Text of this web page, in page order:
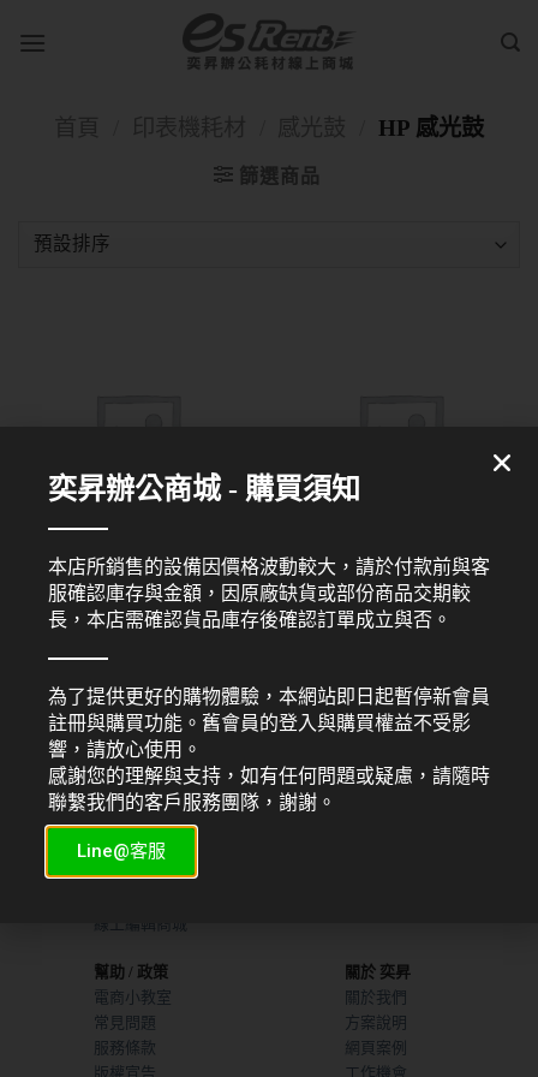
HP 感光鼓
篩選商品
HP 感光鼓
CE314A
NT$450
HP 感光鼓
CF219A
NT$1,200
服務項目
平面設計
網頁設計
廣告行銷
商業攝製
線上編輯商城
機器販售
幫助 / 政策
電商小教室
常見問題
服務條款
版權宣告
關於 奕昇
關於我們
方案說明
網頁案例
工作機會
奕昇辦公商城 - 購買須知
本店所銷售的設備因價格波動較大，請於付款前與客
服確認庫存與金額，因原廠缺貨或部份商品交期較
長，本店需確認貨品庫存後確認訂單成立與否。
為了提供更好的購物體驗，本網站即日起暫停新會員
註冊與購買功能。舊會員的登入與購買權益不受影
響，請放心使用。
感謝您的理解與支持，如有任何問題或疑慮，請隨時
聯繫我們的客戶服務團隊，謝謝。
Line@客服